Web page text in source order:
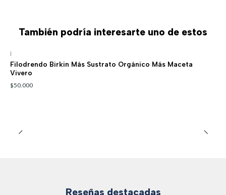
También podría interesarte uno de estos
|
Filodrendo Birkin Más Sustrato Orgánico Más Maceta
Vivero
$50.000
Reseñas destacadas